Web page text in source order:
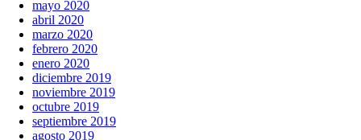
mayo 2020
abril 2020
marzo 2020
febrero 2020
enero 2020
diciembre 2019
noviembre 2019
octubre 2019
septiembre 2019
agosto 2019